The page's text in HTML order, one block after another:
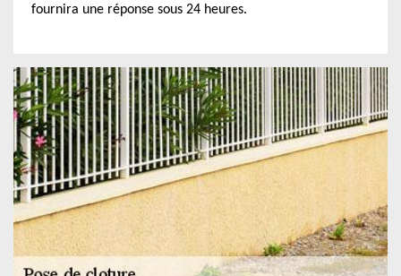
fournira une réponse sous 24 heures.